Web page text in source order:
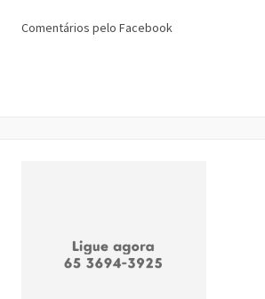
Comentários pelo Facebook